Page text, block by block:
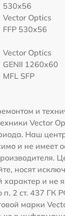
530x56
Vector Optics
FFP 530x56
Vector Optics
GENII 1260x60
MFL SFP
и
Vector
Наш
и не имеет
носят
характер и не
п. 2 ст. 437 ГК
марки